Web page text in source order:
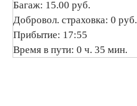
Багаж: 15.00 руб.
Добровол. страховка: 0 руб.
Прибытие: 17:55
Время в пути: 0 ч. 35 мин.